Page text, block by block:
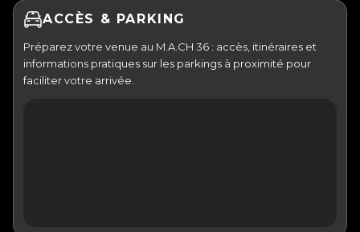
ACCÈS & PARKING
Préparez votre venue au M.A.CH 36 : accès, itinéraires et
informations pratiques sur les parkings à proximité pour
faciliter votre arrivée.